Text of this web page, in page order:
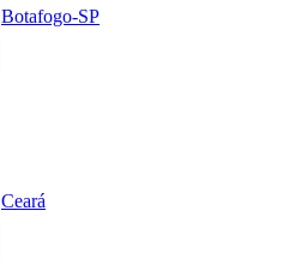
Botafogo-SP
Ceará